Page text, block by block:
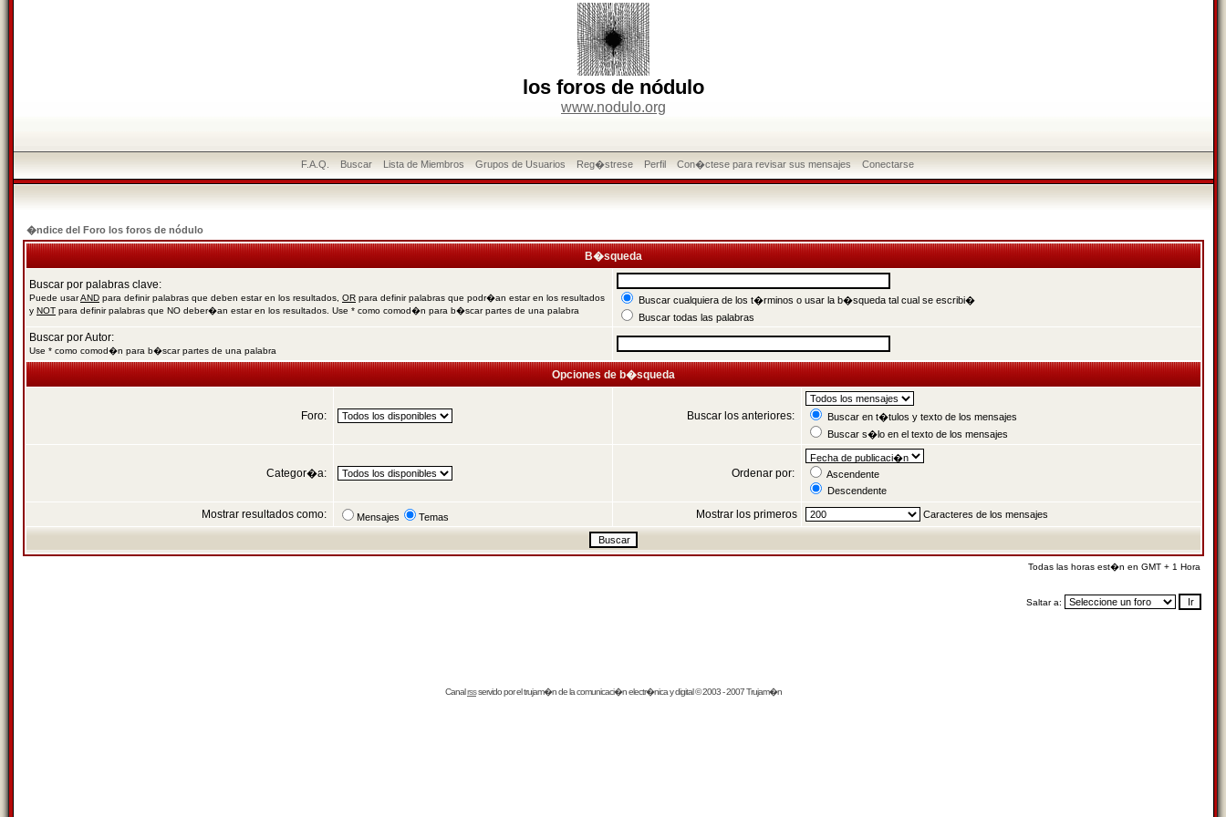
los foros de nódulo
www.nodulo.org
F.A.Q. Buscar Lista de Miembros Grupos de Usuarios Reg�strese Perfil Con�ctese para revisar sus mensajes Conectarse
�ndice del Foro los foros de nódulo
B�squeda
Buscar por palabras clave:
Puede usarAND para definir palabras que deben estar en los resultados, OR para definir palabras que podr�an estar en los resultados
y NOT para definir palabras que NO deber�an estar en los resultados. Use * como comod�n para b�scar partes de una palabra
Buscar cualquiera de los t�rminos o usar la b�squeda tal cual se escribi�
Buscar todas las palabras
Buscar por Autor:
Use * como comod�n para b�scar partes de una palabra
Opciones de b�squeda
Foro: Buscar los anteriores:
Buscar en t�tulos y texto de los mensajes
Buscar s�lo en el texto de los mensajes
Categor�a: Ordenar por:
Ascendente
Descendente
Mostrar resultados como: Mensajes Temas Mostrar los primeros Caracteres de los mensajes
Todas las horas est�n en GMT + 1 Hora
Saltar a:
Canalrssservido por eltrujam�nde la comunicaci�n electr�nica y digital © 2003 - 2007 Trujam�n